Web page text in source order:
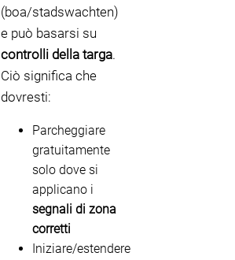
(boa/stadswachten)
e può basarsi su
controlli della targa.
Ciò significa che
dovresti:
Parcheggiare
gratuitamente
solo dove si
applicano i
segnali di zona
corretti
Iniziare/estendere